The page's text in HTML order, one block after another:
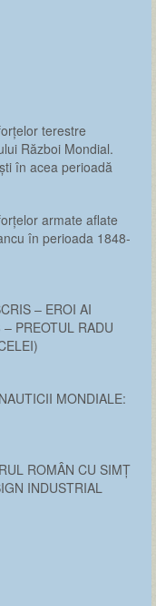
terestre
Război Mondial.
în acea perioadă
armate aflate
în perioada 1848-
– EROI AI
PREOTUL RADU
MONDIALE:
ROMÂN CU SIMȚ
INDUSTRIAL